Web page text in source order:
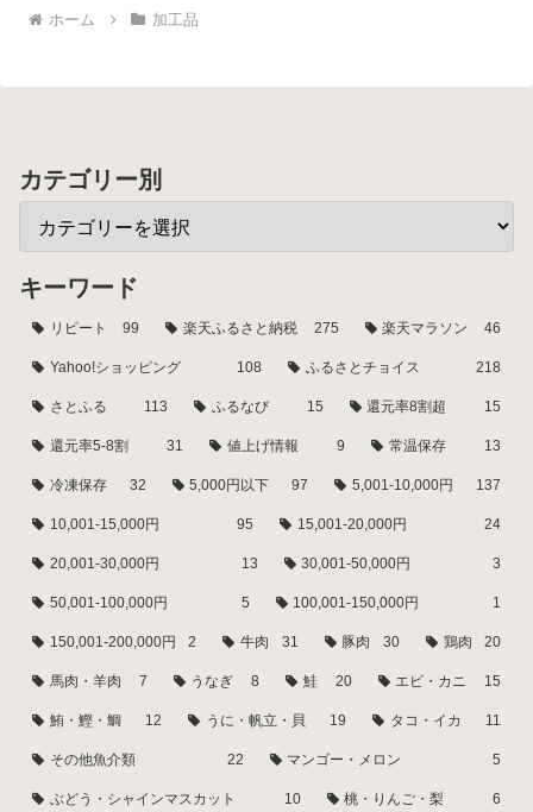
ホーム 加工品
カテゴリー別
キーワード
リピート 99 楽天ふるさと納税 275 楽天マラソン 46
Yahoo!ショッピング 108 ふるさとチョイス 218
さとふる 113 ふるなび 15 還元率8割超 15
還元率5-8割 31 値上げ情報 9 常温保存 13
冷凍保存 32 5,000円以下 97 5,001-10,000円 137
10,001-15,000円 95 15,001-20,000円 24
20,001-30,000円 13 30,001-50,000円 3
50,001-100,000円 5 100,001-150,000円 1
150,001-200,000円 2 牛肉 31 豚肉 30 鶏肉 20
馬肉・羊肉 7 うなぎ 8 鮭 20 エビ・カニ 15
鮪・鰹・鯛 12 うに・帆立・貝 19 タコ・イカ 11
その他魚介類 22 マンゴー・メロン 5
ぶどう・シャインマスカット 10 桃・りんご・梨 6